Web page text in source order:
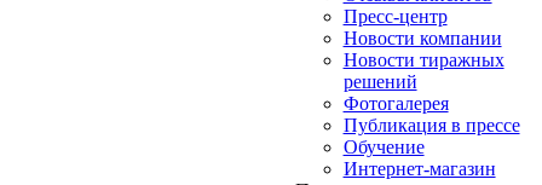
Пресс-центр
Новости компании
Новости тиражных
решений
Фотогалерея
Публикация в прессе
Обучение
Интернет-магазин